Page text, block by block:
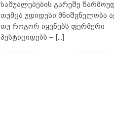
საშუალებების გარეშე
თუმცა უდიდესი მნიშვნელობა
თუ როგორ იყენებს ფერმერი
პესტიციდებს – [...]